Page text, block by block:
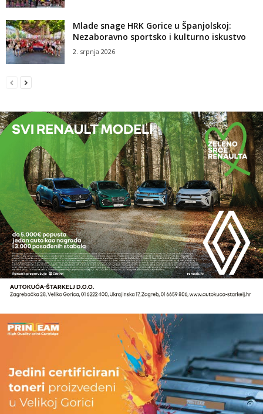
Mlade snage HRK Gorice u Španjolskoj:
Nezaboravno sportsko i kulturno iskustvo
2. srpnja 2026